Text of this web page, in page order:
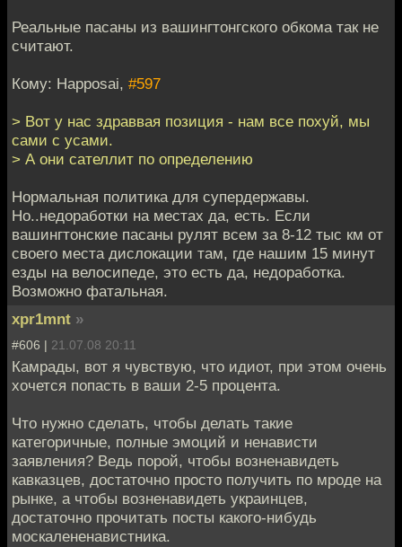
Реальные пасаны из вашингтонгского обкома так не
считают.
Кому: Happosai, #597
> Вот у нас здраввая позиция - нам все похуй, мы
сами с усами.
> А они сателлит по определению
Нормальная политика для супердержавы.
Но..недоработки на местах да, есть. Если
вашингтонские пасаны рулят всем за 8-12 тыс км от
своего места дислокации там, где нашим 15 минут
езды на велосипеде, это есть да, недоработка.
Возможно фатальная.
xpr1mnt »
#606 | 21.07.08 20:11
Камрады, вот я чувствую, что идиот, при этом очень
хочется попасть в ваши 2-5 процента.
Что нужно сделать, чтобы делать такие
категоричные, полные эмоций и ненависти
заявления? Ведь порой, чтобы возненавидеть
кавказцев, достаточно просто получить по мроде на
рынке, а чтобы возненавидеть украинцев,
достаточно прочитать посты какого-нибудь
москалененавистника.